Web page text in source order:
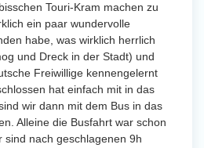
Touri-Kram machen zu
ein paar wundervolle
habe, was wirklich herrlich
und Dreck in der Stadt) und
Freiwillige kennengelernt
hat einfach mit in das
wir dann mit dem Bus in das
Alleine die Busfahrt war schon
sind nach geschlagenen 9h